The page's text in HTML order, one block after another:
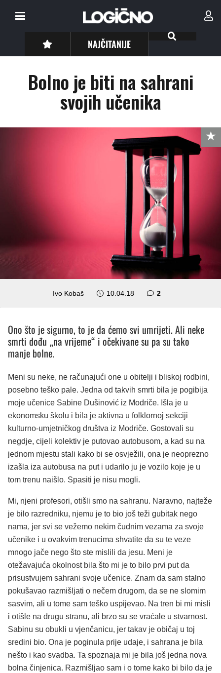
NAJČITANIJE
Bolno je biti na sahrani
svojih učenika
Ivo Kobaš 10.04.18 2komentara
Ono što je sigurno, to je da ćemo svi umrijeti. Ali neke
smrti dođu „na vrijeme“ i očekivane su pa su tako
manje bolne.
Meni su neke, ne računajući one u obitelji i bliskoj rodbini,
posebno teško pale. Jedna od takvih smrti bila je pogibija
moje učenice Sabine Dušinović iz Modriče. Išla je u
ekonomsku školu i bila je aktivna u folklornoj sekciji
kulturno-umjetničkog društva iz Modriče. Gostovali su
negdje, cijeli kolektiv je putovao autobusom, a kad su na
jednom mjestu stali kako bi se osvježili, ona je neoprezno
izašla iza autobusa na put i udarilo ju je vozilo koje je u
tom trenu naišlo. Spasiti je nisu mogli.
Mi, njeni profesori, otišli smo na sahranu. Naravno, najteže
je bilo razredniku, njemu je to bio još teži gubitak nego
nama, jer svi se vežemo nekim čudnim vezama za svoje
učenike i u ovakvim trenucima shvatite da su te veze
mnogo jače nego što ste mislili da jesu. Meni je
otežavajuća okolnost bila što mi je to bilo prvi put da
prisustvujem sahrani svoje učenice. Znam da sam stalno
pokušavao razmišljati o nečem drugom, da se ne slomim
sasvim, ali u tome sam teško uspijevao. Na tren bi mi misli
i otišle na drugu stranu, ali brzo su se vraćale u stvarnost.
Sabinu su obukli u vjenčanicu, jer takav je običaj u toj
sredini bio. Ona je poginula prije udaje, i sahrana je bila
nešto i kao svadba. Ta spoznaja mi je bila još jedna nova
bolna činjenica. Razmišljao sam i o tome kako bi bilo da je